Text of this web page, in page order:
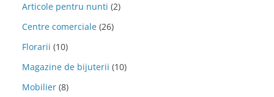
Articole pentru nunti (2)
Centre comerciale (26)
Florarii (10)
Magazine de bijuterii (10)
Mobilier (8)